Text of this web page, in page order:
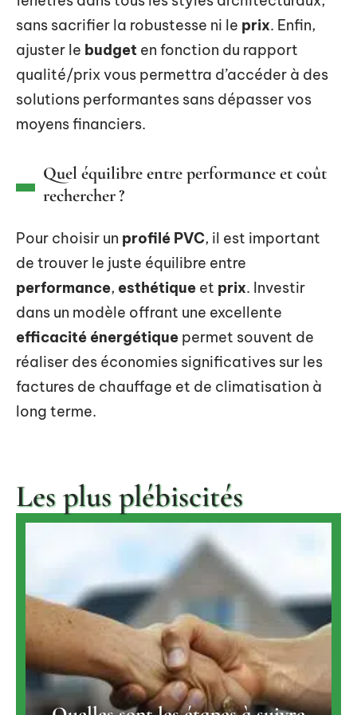
sans sacrifier la robustesse ni le prix. Enfin,
ajuster le budget en fonction du rapport
qualité/prix vous permettra d’accéder à des
solutions performantes sans dépasser vos
moyens financiers.
Quel équilibre entre performance et coût
rechercher ?
Pour choisir un profilé PVC, il est important
de trouver le juste équilibre entre
performance, esthétique et prix. Investir
dans un modèle offrant une excellente
efficacité énergétique permet souvent de
réaliser des économies significatives sur les
factures de chauffage et de climatisation à
long terme.
Les plus plébiscités